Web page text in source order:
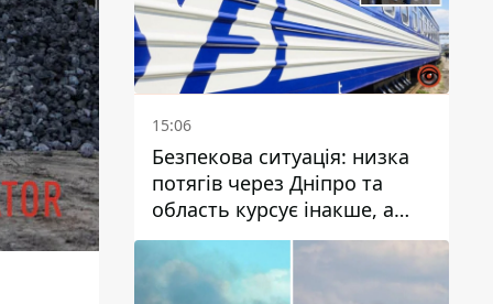
15:06
Безпекова ситуація: низка
потягів через Дніпро та
область курсує інакше, а
частину шляху замінили
автобусами та
електричками